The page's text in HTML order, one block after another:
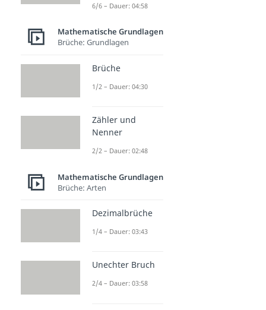
6/6 – Dauer: 04:58
Mathematische Grundlagen
Brüche: Grundlagen
Brüche
1/2 – Dauer: 04:30
Zähler und
Nenner
2/2 – Dauer: 02:48
Mathematische Grundlagen
Brüche: Arten
Dezimalbrüche
1/4 – Dauer: 03:43
Unechter Bruch
2/4 – Dauer: 03:58